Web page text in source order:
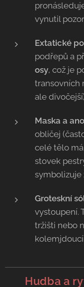
vynutil
Extatické
podřepů a
osy, což je
transovních
ale
Maska a
obličej
celé tělo
stovek
symbolizuje
Groteskní
vystoupení.
tržišti nebo
Hudba a